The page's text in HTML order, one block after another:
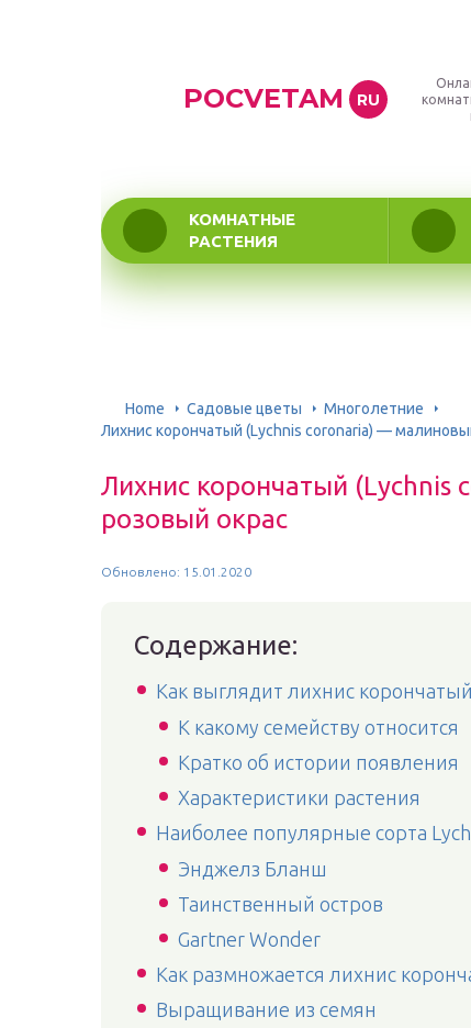
POCVETAM RU
КОМНАТНЫЕ
РАСТЕНИЯ
Home Садовые цветы
Многолетние
Лихнис корончатый (Lychnis coronaria) —
Лихнис корончатый
розовый окрас
Обновлено: 15.01.2020
Содержание:
Как выглядит лихнис корончатый
К какому семейству относится
Кратко об истории появления
Характеристики растения
Наиболее популярные сорта
Энджелз Бланш
Таинственный остров
Gartner Wonder
Как размножается лихнис
Выращивание из семян